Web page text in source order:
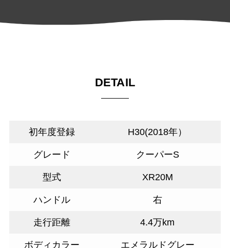
DETAIL
初年度登録 H30(2018年）
グレード クーパーS
型式 XR20M
ハンドル 右
走行距離 4.4万km
ボディカラー エメラルドグレー